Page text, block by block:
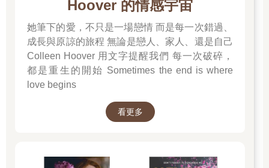
Hoover 的情感宇宙
她筆下的愛，不只是一場戀情 而是每一次錯過、
成長與原諒的旅程 無論是戀人、家人、還是自己
Colleen Hoover 用文字提醒我們 每一次破碎，
都是重生的開始 Sometimes the end is where
love begins
看更多